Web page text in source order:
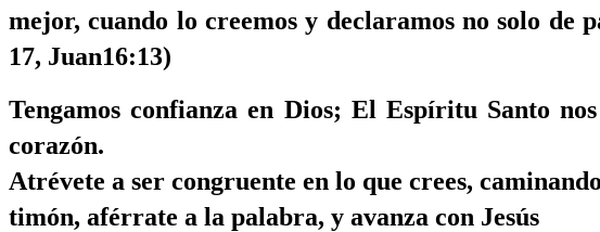
mejor, cuando lo creemos y declaramos no solo de
17, Juan16:13)
Tengamos confianza en Dios; El Espíritu Santo
corazón.
Atrévete a ser congruente en lo que crees,
timón, aférrate a la palabra, y avanza con Jesús